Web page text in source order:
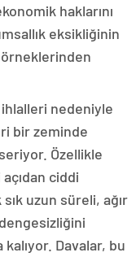
haklarını
eksikliğinin
örneklerinden
ihlalleri nedeniyle
bir zeminde
Özellikle
ciddi
uzun süreli, ağır
Davalar, bu